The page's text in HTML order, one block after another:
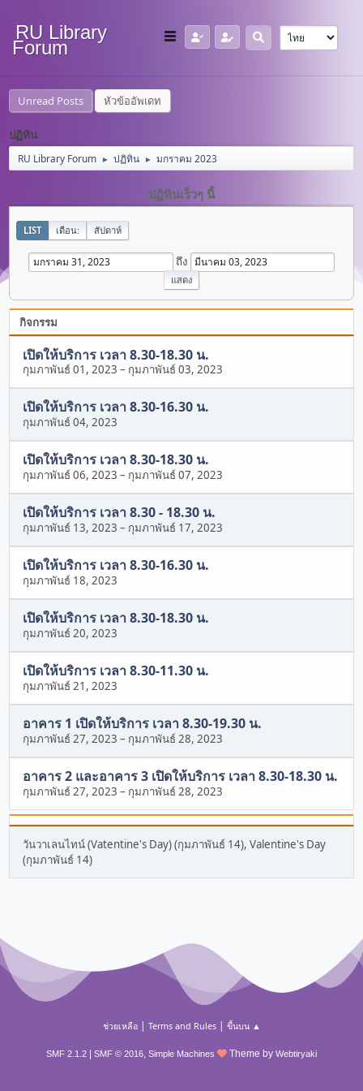
RU Library
Forum
Unread Posts หัวข้ออัพเดท
ปฏิทิน
RU Library Forum ► ปฏิทิน ► มกราคม 2023
ปฏิทินเร็วๆ นี้
LIST เดือน: สัปดาห์
ถึง
กิจกรรม
เปิดให้บริการ เวลา 8.30-18.30 น.
กุมภาพันธ์ 01, 2023 – กุมภาพันธ์ 03, 2023
เปิดให้บริการ เวลา 8.30-16.30 น.
กุมภาพันธ์ 04, 2023
เปิดให้บริการ เวลา 8.30-18.30 น.
กุมภาพันธ์ 06, 2023 – กุมภาพันธ์ 07, 2023
เปิดให้บริการ เวลา 8.30 - 18.30 น.
กุมภาพันธ์ 13, 2023 – กุมภาพันธ์ 17, 2023
เปิดให้บริการ เวลา 8.30-16.30 น.
กุมภาพันธ์ 18, 2023
เปิดให้บริการ เวลา 8.30-18.30 น.
กุมภาพันธ์ 20, 2023
เปิดให้บริการ เวลา 8.30-11.30 น.
กุมภาพันธ์ 21, 2023
อาคาร 1 เปิดให้บริการ เวลา 8.30-19.30 น.
กุมภาพันธ์ 27, 2023 – กุมภาพันธ์ 28, 2023
อาคาร 2 และอาคาร 3 เปิดให้บริการ เวลา 8.30-18.30 น.
กุมภาพันธ์ 27, 2023 – กุมภาพันธ์ 28, 2023
วันวาเลนไทน์ (Vatentine's Day) (กุมภาพันธ์ 14), Valentine's Day
(กุมภาพันธ์ 14)
ช่วยเหลือ| Terms and Rules| ขึ้นบน ▲
SMF 2.1.2 SMF © 2016, Simple Machines Theme by Webtiryaki